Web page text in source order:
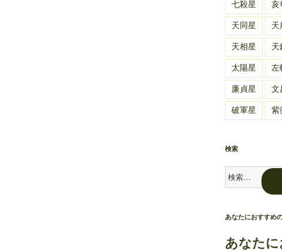
七殺星 亥
天同星 天
天相星 天
太陽星 左
廉貞星 文
破軍星 紫
検索
検
索:
あなたにおすすめ
あなた